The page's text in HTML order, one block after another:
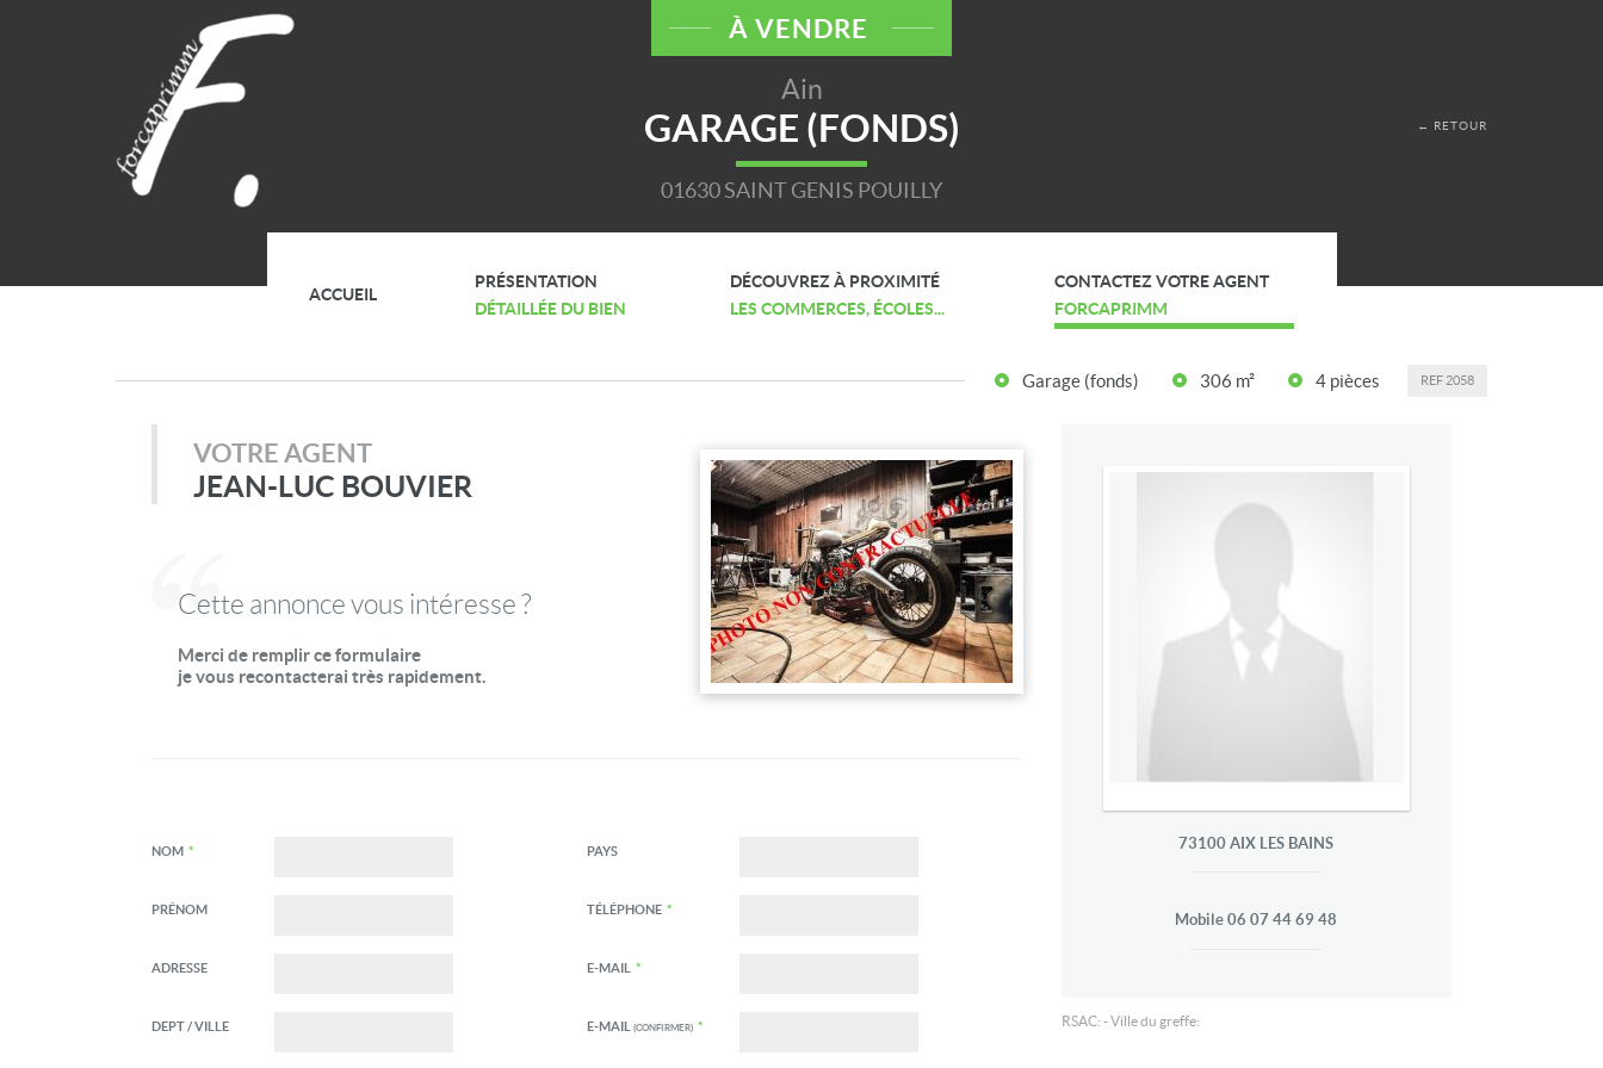
← RETOUR
À VENDRE
Ain
GARAGE (FONDS)
01630 SAINT GENIS POUILLY
ACCUEIL
PRÉSENTATION
DÉTAILLÉE DU BIEN
DÉCOUVREZ À PROXIMITÉ
LES COMMERCES, ÉCOLES...
CONTACTEZ VOTRE AGENT
FORCAPRIMM
Garage (fonds) 306 m² 4 pièces REF 2058
VOTRE AGENT
JEAN-LUC BOUVIER
Cette annonce vous intéresse ?
Merci de remplir ce formulaire
je vous recontacterai très rapidement.
NOM *
PRÉNOM
ADRESSE
DEPT / VILLE
PAYS
TÉLÉPHONE *
E-MAIL *
E-MAIL(CONFIRMER) *
73100AIX LES BAINS
Mobile06 07 44 69 48
RSAC: - Ville du greffe: